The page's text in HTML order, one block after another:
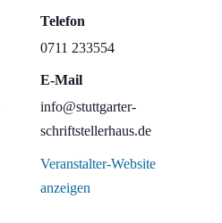
Telefon
0711 233554
E-Mail
info@stuttgarter-
schriftstellerhaus.de
Veranstalter-Website
anzeigen